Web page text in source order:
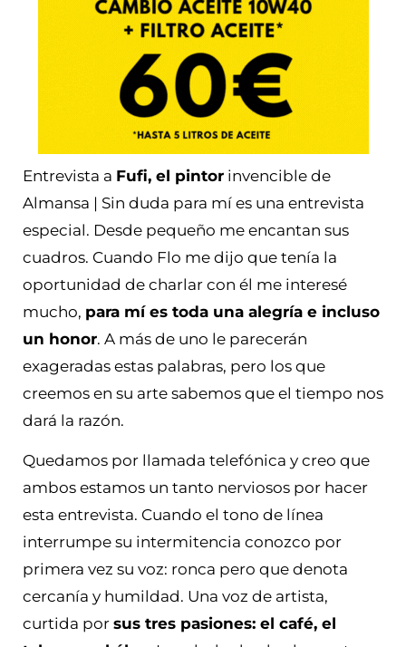
Entrevista a Fufi, el pintor invencible de
Almansa | Sin duda para mí es una entrevista
especial. Desde pequeño me encantan sus
cuadros. Cuando Flo me dijo que tenía la
oportunidad de charlar con él me interesé
mucho, para mí es toda una alegría e incluso
un honor. A más de uno le parecerán
exageradas estas palabras, pero los que
creemos en su arte sabemos que el tiempo nos
dará la razón.
Quedamos por llamada telefónica y creo que
ambos estamos un tanto nerviosos por hacer
esta entrevista. Cuando el tono de línea
interrumpe su intermitencia conozco por
primera vez su voz: ronca pero que denota
cercanía y humildad. Una voz de artista,
curtida por sus tres pasiones: el café, el